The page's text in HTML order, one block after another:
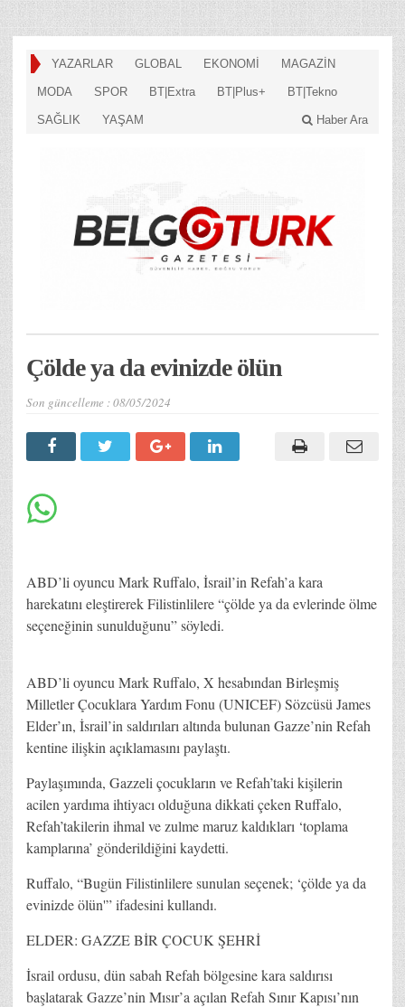
YAZARLAR GLOBAL EKONOMİ MAGAZİN
MODA SPOR BT|Extra BT|Plus+ BT|Tekno
SAĞLIK YAŞAM Haber Ara
Çölde ya da evinizde ölün
Son güncelleme :08/05/2024
ABD’li oyuncu Mark Ruffalo, İsrail’in Refah’a kara
harekatını eleştirerek Filistinlilere “çölde ya da evlerinde ölme
seçeneğinin sunulduğunu” söyledi.
ABD’li oyuncu Mark Ruffalo, X hesabından Birleşmiş
Milletler Çocuklara Yardım Fonu (UNICEF) Sözcüsü James
Elder’ın, İsrail’in saldırıları altında bulunan Gazze’nin Refah
kentine ilişkin açıklamasını paylaştı.
Paylaşımında, Gazzeli çocukların ve Refah’taki kişilerin
acilen yardıma ihtiyacı olduğuna dikkati çeken Ruffalo,
Refah’takilerin ihmal ve zulme maruz kaldıkları ‘toplama
kamplarına’ gönderildiğini kaydetti.
Ruffalo, “Bugün Filistinlilere sunulan seçenek; ‘çölde ya da
evinizde ölün'” ifadesini kullandı.
ELDER: GAZZE BİR ÇOCUK ŞEHRİ
İsrail ordusu, dün sabah Refah bölgesine kara saldırısı
başlatarak Gazze’nin Mısır’a açılan Refah Sınır Kapısı’nın